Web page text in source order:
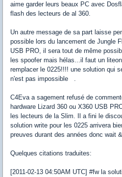
aime garder leurs beaux PC avec
flash des lecteurs de al 360.
Un autre message de sa part laisse
possible lors du lancement de Jungle
USB PRO, il sera tout de même
les spoofer mais hélas...il faut un
remplacer le 0225!!!! une solution qui
n'est pas impossible .
C4Eva a sagement refusé de
hardware Lizard 360 ou X360 USB
les lecteurs de la Slim. Il a fini le
solution write pour les 0225 arrivera
preuves durant des années donc wait
Quelques citations traduites:
[2011-02-13 04:50AM UTC] #fw la